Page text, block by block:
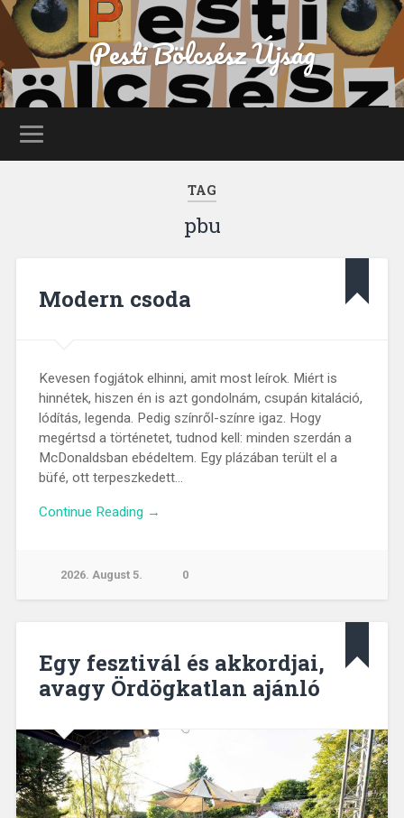
Pesti Bölcsész Újság
TAG
pbu
Modern csoda
Kevesen fogjátok elhinni, amit most leírok. Miért is
hinnétek, hiszen én is azt gondolnám, csupán kitaláció,
lódítás, legenda. Pedig színről-színre igaz. Hogy
megértsd a történetet, tudnod kell: minden szerdán a
McDonaldsban ebédeltem. Egy plázában terült el a
büfé, ott terpeszkedett…
Continue Reading →
2026. August 5. 0
Egy fesztivál és akkordjai,
avagy Ördögkatlan ajánló